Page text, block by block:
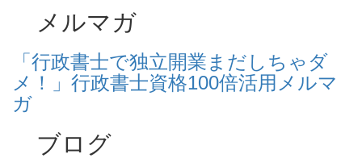
メルマガ
「行政書士で独立開業まだしちゃダ
メ！」行政書士資格100倍活用メルマ
ガ
ブログ